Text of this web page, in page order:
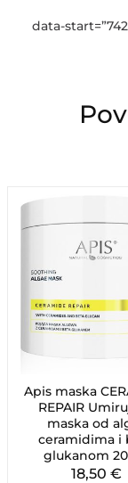
data-
Apis maska
REPAIR
maska od
ceramidima i
glukanom
18,50 €